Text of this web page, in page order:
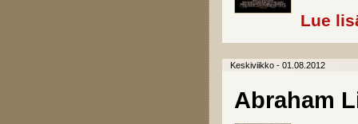
Lue
Keskiviikko - 01.08.2012
Abraham